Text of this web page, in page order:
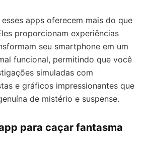
apps oferecem mais do que
proporcionam experiências
seu smartphone em um
funcional, permitindo que você
simuladas com
e gráficos impressionantes que
de mistério e suspense.
para caçar fantasma